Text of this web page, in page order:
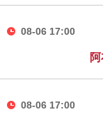
08-06 17:00
08-06 17:00